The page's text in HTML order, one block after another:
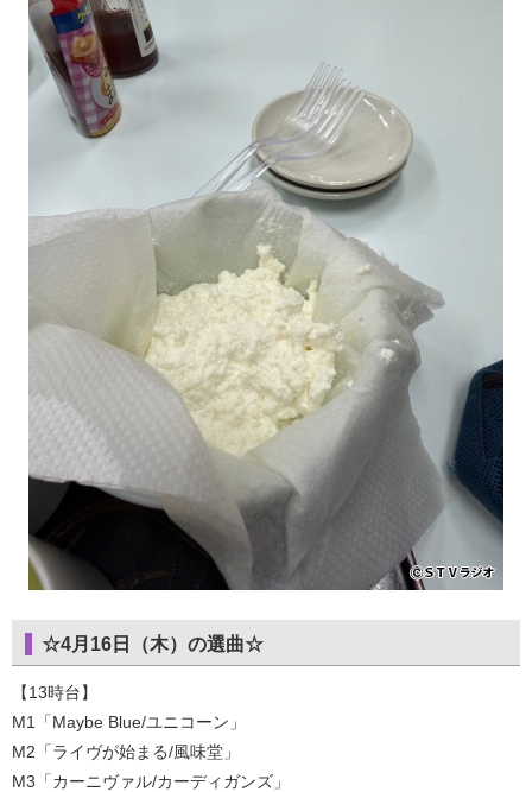
☆4月16日（木）の選曲☆
【13時台】
M1「Maybe Blue/ユニコーン」
M2「ライヴが始まる/風味堂」
M3「カーニヴァル/カーディガンズ」